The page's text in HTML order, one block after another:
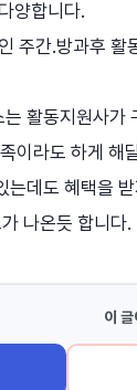
양합니다.
주간.방과후
활동지원사
이라도 하게 해
는데도 혜택을
나온듯 합니다.
이